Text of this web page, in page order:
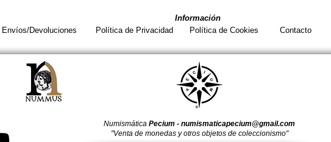
Vista rápida
Información
Envíos/Devoluciones Política de Privacidad Política de Cookies Contacto
Numismática Pecium - numismaticapecium@gmail.com
"Venta de monedas y otros objetos de coleccionismo"